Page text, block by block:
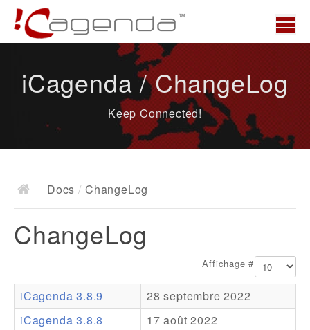
News
Docs
Documentation
Ressources
iCagenda / ChangeLog
Keep Connected!
Docs / ChangeLog
ChangeLog
Affichage #
iCagenda 3.8.9
28 septembre 2022
iCagenda 3.8.8
17 août 2022